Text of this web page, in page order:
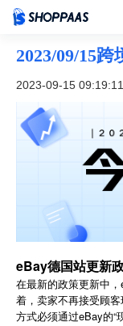
首页
定价
模板中心
合作伙伴
帮助中心
2023/09/15
2023-09-15 09:19:11
eBay德国站更新
在最新的政策更新中
着，卖家不再接受顾
方式必须通过eBay的“